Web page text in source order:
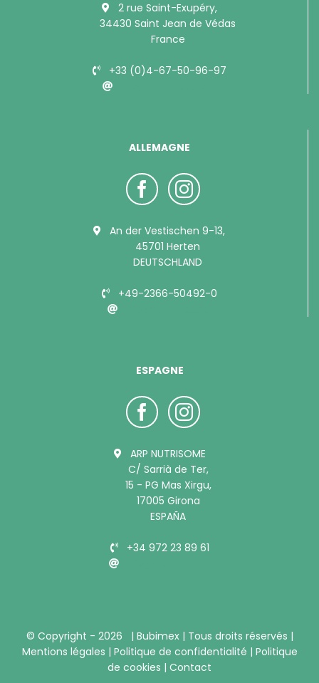
2 rue Saint-Exupéry,
34430 Saint Jean de Védas
France
+33 (0)4-67-50-96-97
ALLEMAGNE
An der Vestischen 9-13,
45701 Herten
DEUTSCHLAND
+49-2366-50492-0
ESPAGNE
ARP NUTRISOME
C/ Sarrià de Ter,
15 - PG Mas Xirgu,
17005 Girona
ESPAÑA
+34 972 23 89 61
© Copyright - 2026 | Bubimex | Tous droits réservés |
Mentions légales | Politique de confidentialité | Politique
de cookies | Contact